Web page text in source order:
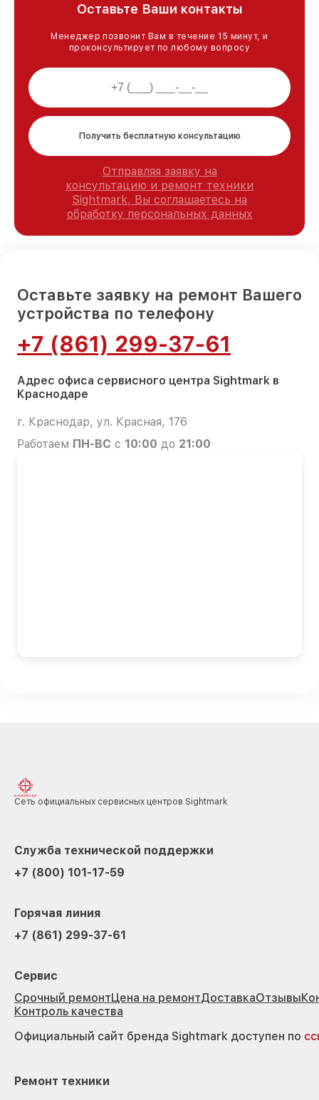
Оставьте Ваши контакты
Менеджер позвонит Вам в течение 15 минут, и
проконсультирует по любому вопросу
Получить бесплатную консультацию
Отправляя заявку на
консультацию и ремонт техники
Sightmark, Вы соглашаетесь на
обработку персональных данных
Оставьте заявку на ремонт Вашего
устройства по телефону
+7 (861) 299-37-61
Адрес офиса сервисного центра Sightmark в
Краснодаре
г. Краснодар, ул. Красная, 176
Работаем ПН-ВС с 10:00 до 21:00
Сеть официальных сервисных центров Sightmark
Служба технической поддержки
+7 (800) 101-17-59
Горячая линия
+7 (861) 299-37-61
Сервис
Срочный ремонтЦена на ремонтДоставкаОтзывы
Контроль качества
Официальный сайт бренда Sightmark доступен по
Ремонт техники